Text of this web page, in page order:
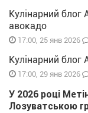
Кулінарний блог
авокадо
17:00, 25 янв 2026
Кулінарний блог
17:00, 29 янв 2026
У 2026 році
Лозуватською